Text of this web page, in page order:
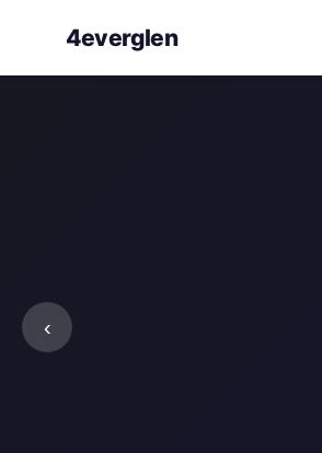
4everglen
Ideen
gelingt
Schritt-
‹